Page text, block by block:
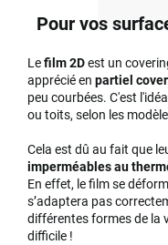
Pour vos
Lefilm 2Dest un
apprécié enpartiel
peu courbées. C'est
ou toits, selon les
Cela est dû au fait que
imperméables au
En effet, le film se
s’adaptera pas
différentes formes de la
difficile !